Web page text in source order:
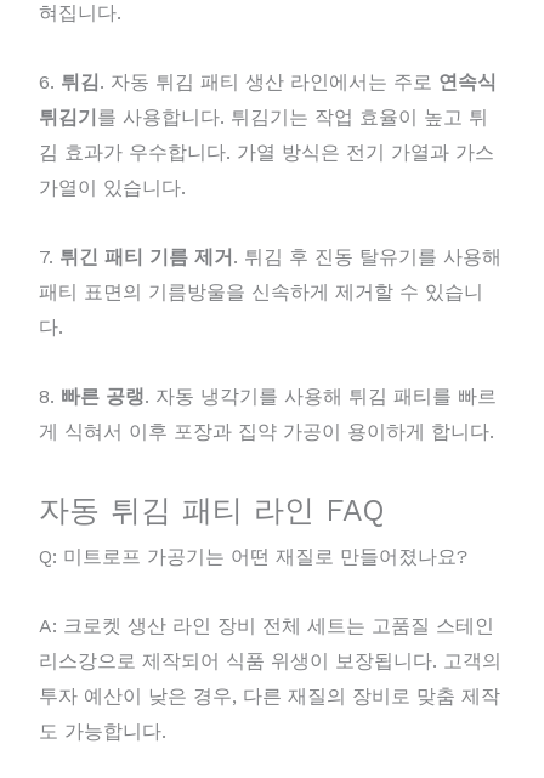
혀집니다.
6. 튀김. 자동 튀김 패티 생산 라인에서는 주로 연속식
튀김기를 사용합니다. 튀김기는 작업 효율이 높고 튀
김 효과가 우수합니다. 가열 방식은 전기 가열과 가스
가열이 있습니다.
7. 튀긴 패티 기름 제거. 튀김 후 진동 탈유기를 사용해
패티 표면의 기름방울을 신속하게 제거할 수 있습니
다.
8. 빠른 공랭. 자동 냉각기를 사용해 튀김 패티를 빠르
게 식혀서 이후 포장과 집약 가공이 용이하게 합니다.
자동 튀김 패티 라인 FAQ
Q: 미트로프 가공기는 어떤 재질로 만들어졌나요?
A: 크로켓 생산 라인 장비 전체 세트는 고품질 스테인
리스강으로 제작되어 식품 위생이 보장됩니다. 고객의
투자 예산이 낮은 경우, 다른 재질의 장비로 맞춤 제작
도 가능합니다.